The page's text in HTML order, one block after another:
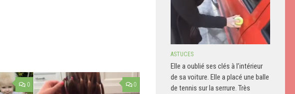
0 0
ASTUCES
Elle a oublié ses clés à l’intérieur
de sa voiture. Elle a placé une balle
de tennis sur la serrure. Très